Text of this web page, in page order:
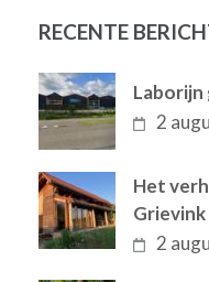
RECENTE
Laborijn
2
Het
Grievink
2